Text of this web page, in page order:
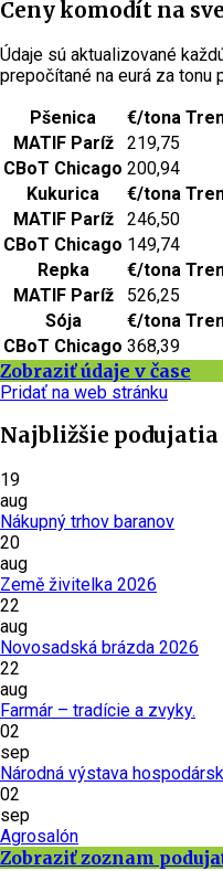
Ceny komodít na
Údaje sú aktualizované
prepočítané na eurá za tonu
Pšenica
€/tona
MATIF Paríž
219,75
CBoT Chicago 200,94
Kukurica
€/tona
MATIF Paríž
246,50
CBoT Chicago 149,74
Repka
€/tona
MATIF Paríž
526,25
Sója
€/tona
CBoT Chicago 368,39
Zobraziť údaje v čase
Pridať na web stránku
Najbližšie podujatia
19
aug
Nákupný trhov baranov
20
aug
Země živitelka 2026
22
aug
Novosadská brázda 2026
22
aug
Farmár – tradície a zvyky.
02
sep
Národná výstava
02
sep
Agrosalón
Zobraziť zoznam